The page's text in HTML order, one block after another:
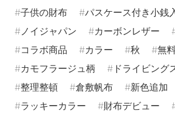
子供の財布
パスケース付き小銭
ノイジャパン
カーボンレザー
コラボ商品
カラー 秋
無
カモフラージュ柄
ドライビング
整理整頓
倉敷帆布 新色追加
ラッキーカラー
財布デビュー